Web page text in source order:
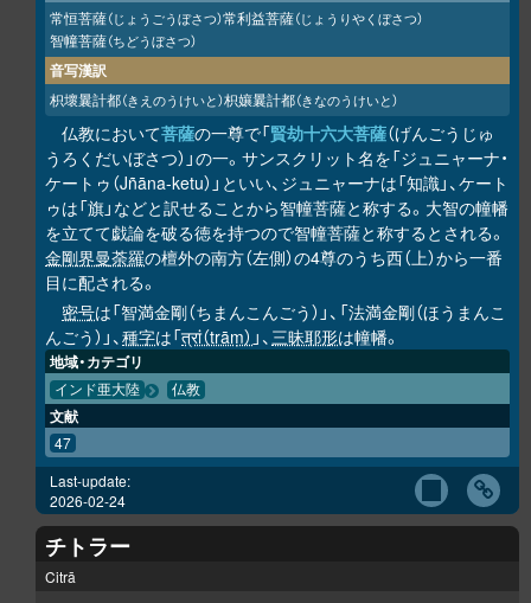
常恒菩薩（じょうごうぼさつ）常利益菩薩（じょうりやくぼさつ）
智幢菩薩（ちどうぼさつ）
音写漢訳
枳壞曩計都（きえのうけいと）枳孃曩計都（きなのうけいと）
仏教において菩薩の一尊で「賢劫十六大菩薩（げんごうじゅ
うろくだいぼさつ）」の一。サンスクリット名を「ジュニャーナ・
ケートゥ（Jñāna-ketu）」といい、ジュニャーナは「知識」、ケート
ゥは「旗」などと訳せることから智幢菩薩と称する。大智の幢幡
を立てて戯論を破る徳を持つので智幢菩薩と称するとされる。
金剛界曼荼羅の檀外の南方（左側）の4尊のうち西（上）から一番
目に配される。
密号は「智満金剛（ちまんこんごう）」、「法満金剛（ほうまんこ
んごう）」、種字は「त्रां（trāṃ） 」、三昧耶形は幢幡。
地域・カテゴリ
インド亜大陸 仏教
文献
47
Last-update:
2026-02-24
チトラー
Citrā